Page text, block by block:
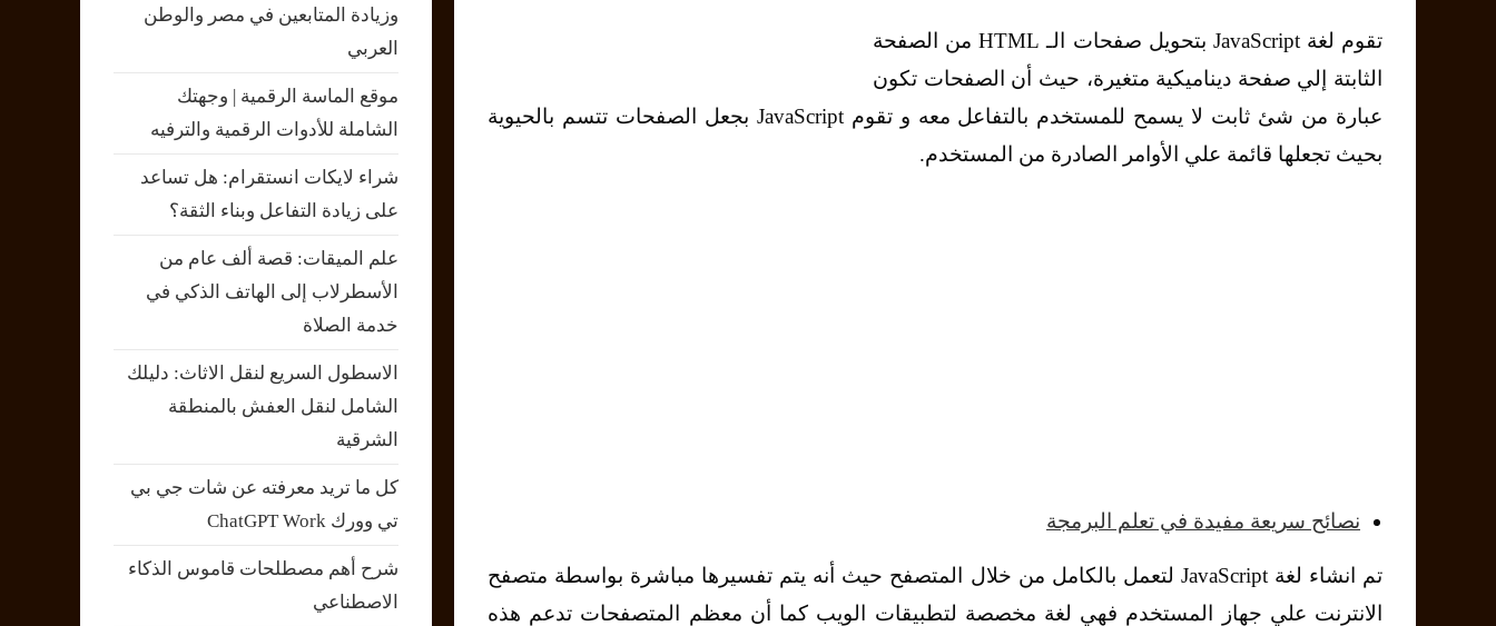
تقوم لغة JavaScript بتحويل صفحات الـ HTML من الصفحة
الثابتة إلي صفحة ديناميكية متغيرة، حيث أن الصفحات تكون
عبارة من شئ ثابت لا يسمح للمستخدم بالتفاعل معه و تقوم JavaScript بجعل الصفحات تتسم بالحيوية
بحيث تجعلها قائمة علي الأوامر الصادرة من المستخدم.
نصائح سريعة مفيدة في تعلم البرمجة
تم انشاء لغة JavaScript لتعمل بالكامل من خلال المتصفح حيث أنه يتم تفسيرها مباشرة بواسطة متصفح
الانترنت علي جهاز المستخدم فهي لغة مخصصة لتطبيقات الويب كما أن معظم المتصفحات تدعم هذه
وزيادة المتابعين في مصر والوطن
العربي
موقع الماسة الرقمية | وجهتك
الشاملة للأدوات الرقمية والترفيه
شراء لايكات انستقرام: هل تساعد
على زيادة التفاعل وبناء الثقة؟
علم الميقات: قصة ألف عام من
الأسطرلاب إلى الهاتف الذكي في
خدمة الصلاة
الاسطول السريع لنقل الاثاث: دليلك
الشامل لنقل العفش بالمنطقة
الشرقية
كل ما تريد معرفته عن شات جي بي
تي وورك ChatGPT Work
شرح أهم مصطلحات قاموس الذكاء
الاصطناعي